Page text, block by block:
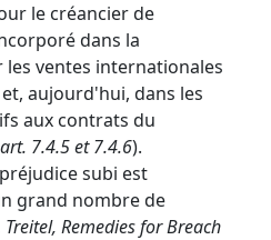
le créancier de
dans la
les ventes internationales
aujourd'hui, dans les
aux contrats du
art. 7.4.5 et 7.4.6).
subi est
grand nombre de
Treitel, Remedies for Breach